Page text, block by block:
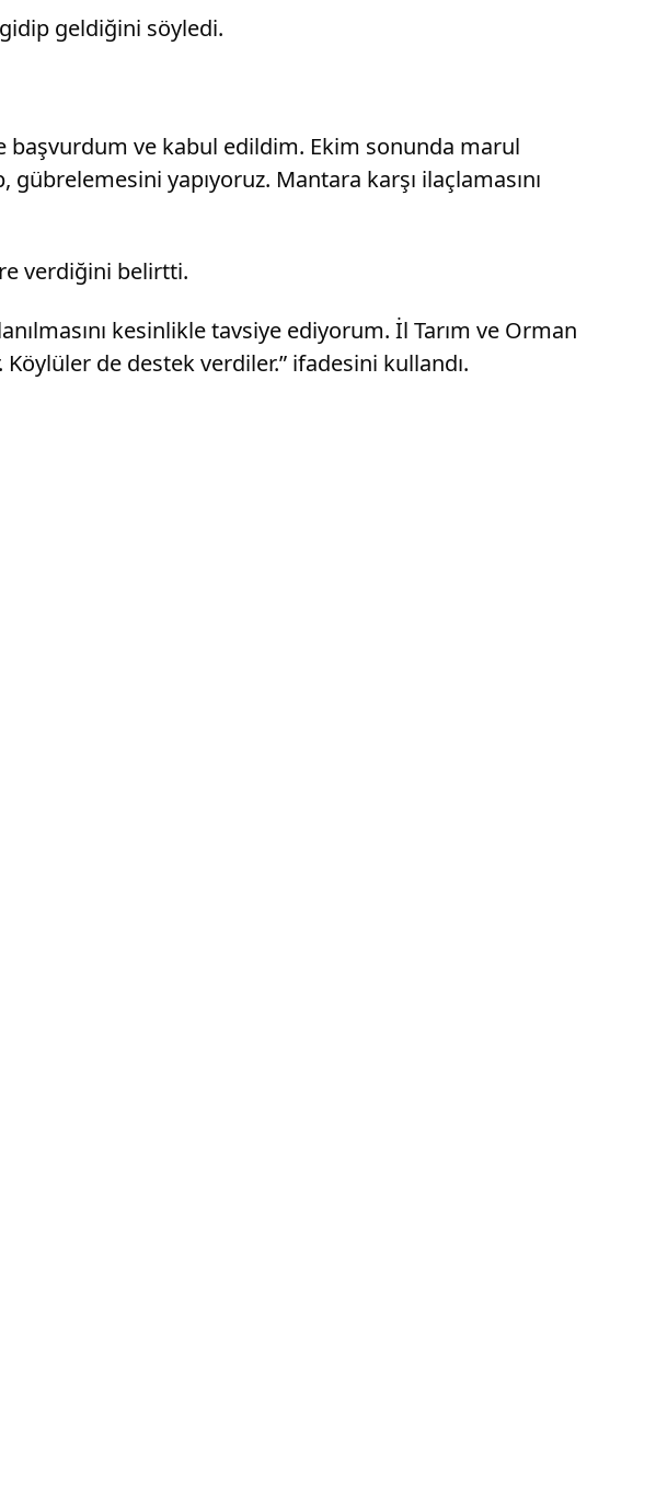
geldiğini söyledi.
başvurdum ve kabul edildim. Ekim sonunda marul
yapıyoruz. Mantara karşı ilaçlamasını
verdiğini belirtti.
kesinlikle tavsiye ediyorum. İl Tarım ve Orman
de destek verdiler.” ifadesini kullandı.